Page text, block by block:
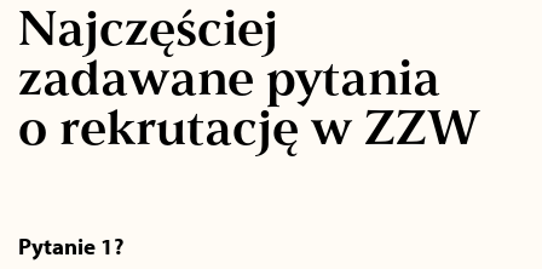
Najczęściej
zadawane pytania
o rekrutację w ZZW
Pytanie 1?